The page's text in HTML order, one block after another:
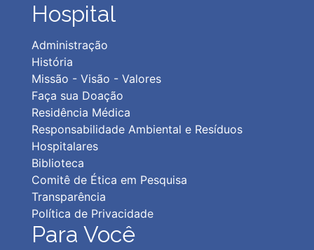
Hospital
Administração
História
Missão - Visão - Valores
Faça sua Doação
Residência Médica
Responsabilidade Ambiental e Resíduos
Hospitalares
Biblioteca
Comitê de Ética em Pesquisa
Transparência
Política de Privacidade
Para Você